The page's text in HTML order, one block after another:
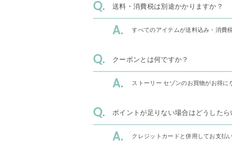
送料・消費税は別途かかりますか？
すべてのアイテムが送料込み・消費
クーポンとは何ですか？
ストーリー セゾンのお買物がお得
ポイントが足りない場合はどうしたら
クレジットカードと併用してお支払